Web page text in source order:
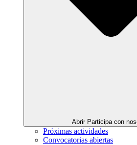
Abrir Participa con
Próximas actividades
Convocatorias abiertas